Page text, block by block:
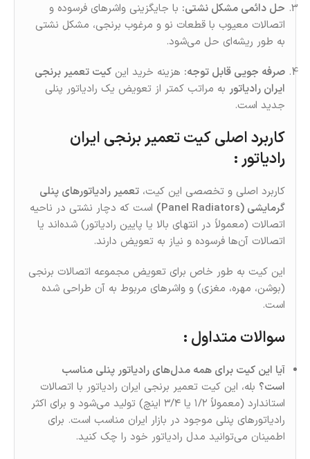
حل دائمی مشکل نشتی: با جایگزینی واشرهای فرسوده و
اتصالات معیوب با قطعات نو و مرغوب برنجی، مشکل نشتی
به‌ طور ریشه‌ای حل می‌شود.
صرفه‌ جویی قابل‌ توجه: هزینه خرید این کیت تعمیر برنجی
ایران رادیاتور به‌ مراتب کمتر از تعویض یک رادیاتور پنلی
جدید است.
کاربرد اصلی کیت تعمیر برنجی ایران
رادیاتور :
کاربرد اصلی و تخصصی این کیت، تعمیر رادیاتورهای پنلی
گرمایشی (Panel Radiators)
است که دچار نشتی در ناحیه
اتصالات (معمولاً در انتهای بالا یا پایین رادیاتور) شده‌اند یا
اتصالات آن‌ها فرسوده و نیاز به تعویض دارند.
این کیت به‌ طور خاص برای تعویض مجموعه اتصالات برنجی
(بوشن، مهره، مغزی) و واشرهای مربوط به آن طراحی شده
است.
سوالات متداول :
آیا این کیت برای همه مدل‌های رادیاتور پنلی مناسب
است؟ بله، این کیت تعمیر برنجی ایران رادیاتور با اتصالات
استاندارد (معمولاً ۱/۲ یا ۳/۴ اینچ) تولید می‌شود و برای اکثر
رادیاتورهای پنلی موجود در بازار ایران مناسب است. برای
اطمینان می‌توانید مدل رادیاتور خود را چک کنید.